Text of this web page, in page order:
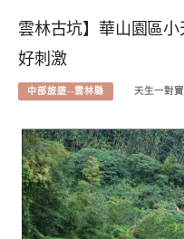
雲林古坑】華山園區
好刺激
中部旅遊--雲林縣 天生一對寶